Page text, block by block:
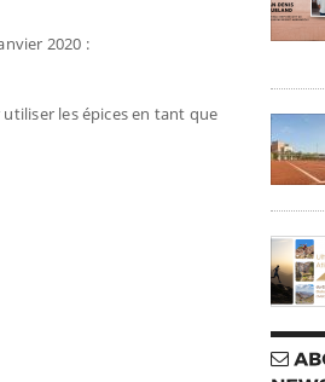
2020 :
les épices en tant que